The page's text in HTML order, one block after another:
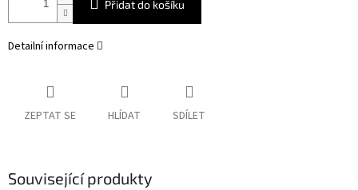
Přidat do košíku
Detailní informace
ZEPTAT SE HLÍDAT SDÍLET
Související produkty